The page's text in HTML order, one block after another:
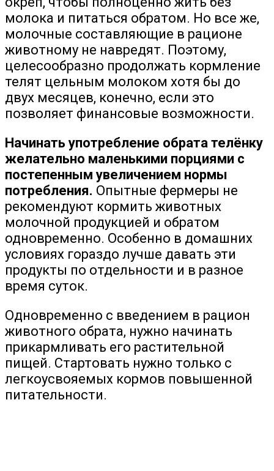
молока и питаться обратом. Но все же,
молочные составляющие в рационе
животному не навредят. Поэтому,
целесообразно продолжать кормление
телят цельным молоком хотя бы до
двух месяцев, конечно, если это
позволяет финансовые возможности.
Начинать употребление обрата телёнку
желательно маленькими порциями с
постепенным увеличением нормы
потребления. Опытные фермеры не
рекомендуют кормить животных
молочной продукцией и обратом
одновременно. Особенно в домашних
условиях гораздо лучше давать эти
продукты по отдельности и в разное
время суток.
Одновременно с введением в рацион
животного обрата, нужно начинать
прикармливать его растительной
пищей. Стартовать нужно только с
легкоусвояемых кормов повышенной
питательности.